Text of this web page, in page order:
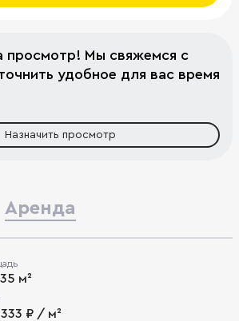
просмотр! Мы свяжемся с
удобное для вас время
Назначить просмотр
Аренда
м²
₽ / м²